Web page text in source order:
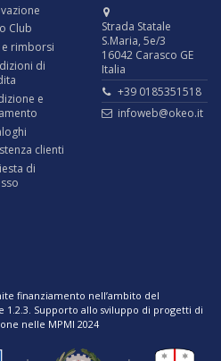
Club
e rimborsi
di
e
clienti
di
Strada Statale
S.Maria, 5e/3
16042 Carasco GE
Italia
+39 0185351518
infoweb@okeo.it
finanziamento nell’ambito del
1.2.3. Supporto allo sviluppo di progetti di
nelle MPMI 2024